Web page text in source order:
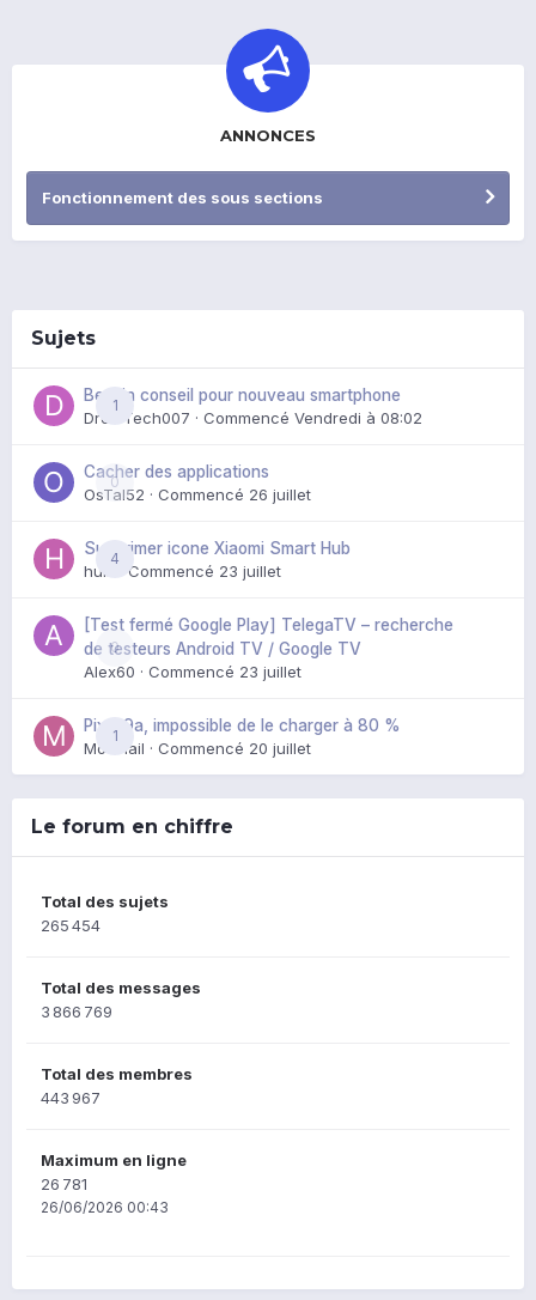
ANNONCES
Fonctionnement des sous sections
Sujets
1
Besoin conseil pour nouveau smartphone
DroidTech007 · Commencé Vendredi à 08:02
0
Cacher des applications
OsTal52 · Commencé 26 juillet
4
Supprimer icone Xiaomi Smart Hub
huik · Commencé 23 juillet
0
[Test fermé Google Play] TelegaTV – recherche
de testeurs Android TV / Google TV
Alex60 · Commencé 23 juillet
1
Pixel 9a, impossible de le charger à 80 %
Mozmail · Commencé 20 juillet
Le forum en chiffre
Total des sujets
265 454
Total des messages
3 866 769
Total des membres
443 967
Maximum en ligne
26 781
26/06/2026 00:43